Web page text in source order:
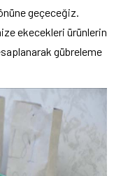
geçeceğiz.
ekecekleri ürünlerin
gübreleme